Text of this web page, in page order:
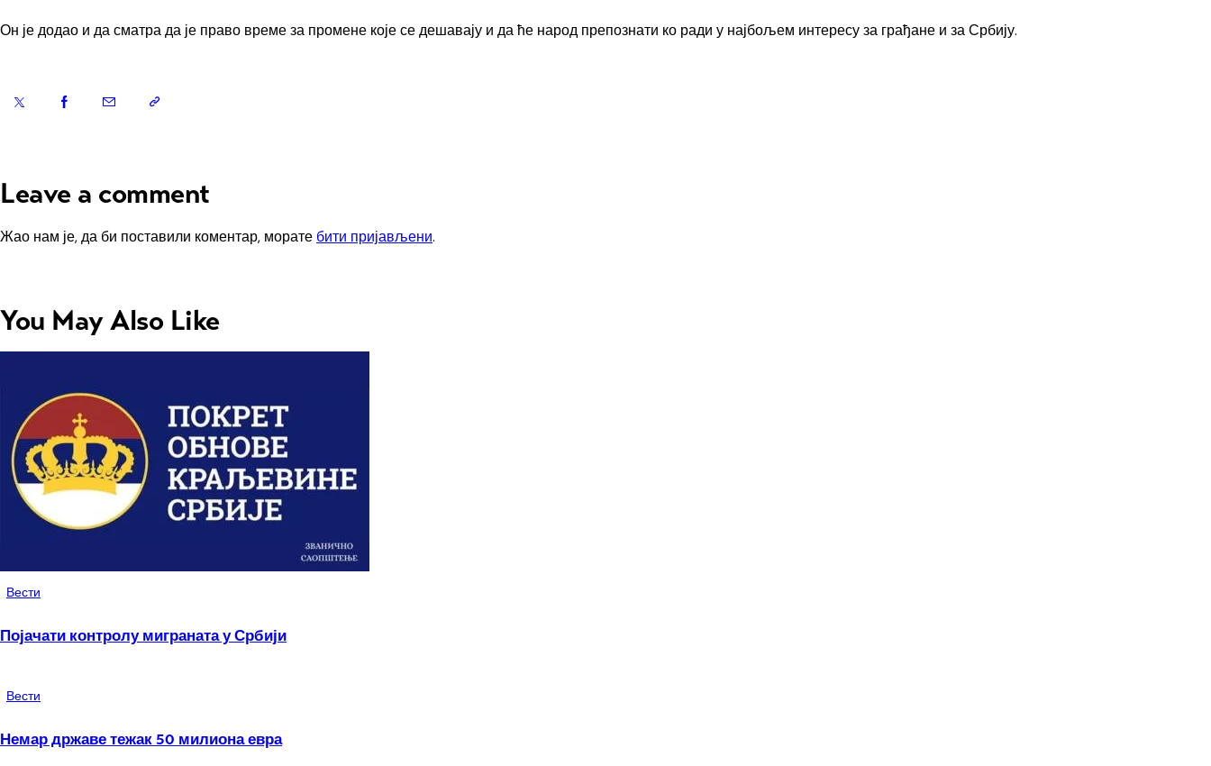
Он је додао и да сматра да је право време за промене које се дешавају и да ће народ препознати ко ради у најбољем интересу за грађане и за Србију.
Leave a comment
Жао нам је, да би поставили коментар, морате бити пријављени.
You May Also Like
Вести
Појачати контролу миграната у Србији
Вести
Немар државе тежак 50 милиона евра